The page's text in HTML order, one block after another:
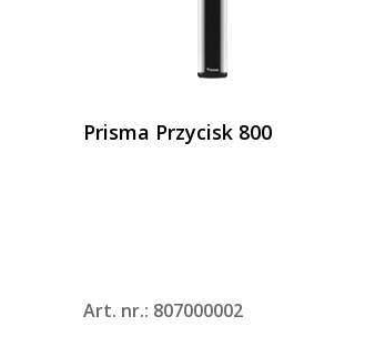
Prisma Przycisk 800
Art. nr.: 807000002